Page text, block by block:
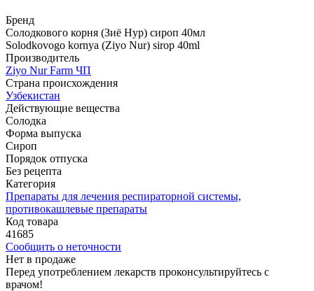
Бренд
Солодкового корня (Зиё Нур) сироп 40мл
Solodkovogo kornya (Ziyo Nur) sirop 40ml
Производитель
Ziyo Nur Farm ЧП
Страна происхождения
Узбекистан
Действующие вещества
Солодка
Форма выпуска
Сироп
Порядок отпуска
Без рецепта
Категория
Препараты для лечения респираторной системы,
противокашлевые препараты
Код товара
41685
Сообщить о неточности
Нет в продаже
Перед употреблением лекарств проконсультируйтесь с
врачом!